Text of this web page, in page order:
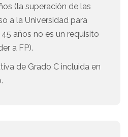
(la superación de las
a la Universidad para
años no es un requisito
a FP).
de Grado C incluida en